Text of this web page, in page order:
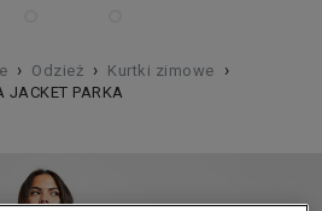
› Odzież › Kurtki zimowe ›
JACKET PARKA